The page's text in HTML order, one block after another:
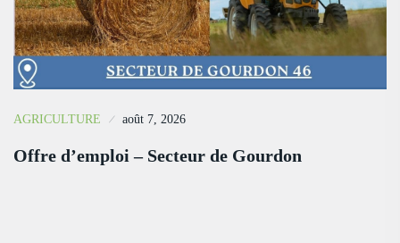
AGRICULTURE août 7, 2026
Offre d’emploi – Secteur de Gourdon